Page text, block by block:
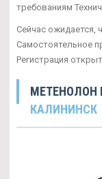
требованиям
Сейчас ожидается,
Самостоятельное
Регистрация
МЕТЕНОЛОН
КАЛИНИНСК